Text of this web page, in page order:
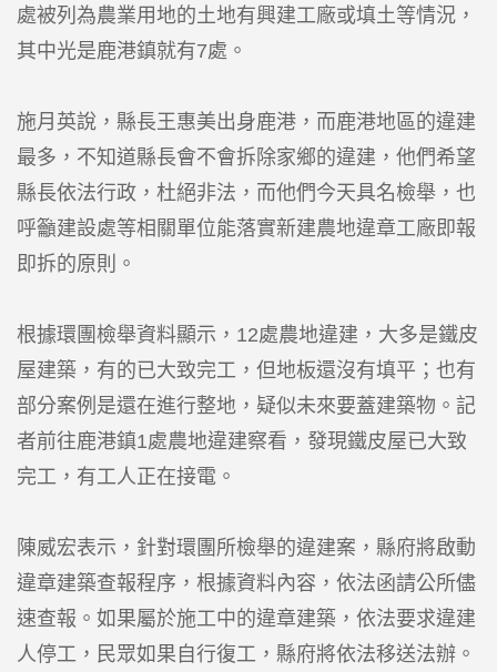
處被列為農業用地的土地有興建工廠或填土等情況，
其中光是鹿港鎮就有7處。
施月英說，縣長王惠美出身鹿港，而鹿港地區的違建
最多，不知道縣長會不會拆除家鄉的違建，他們希望
縣長依法行政，杜絕非法，而他們今天具名檢舉，也
呼籲建設處等相關單位能落實新建農地違章工廠即報
即拆的原則。
根據環團檢舉資料顯示，12處農地違建，大多是鐵皮
屋建築，有的已大致完工，但地板還沒有填平；也有
部分案例是還在進行整地，疑似未來要蓋建築物。記
者前往鹿港鎮1處農地違建察看，發現鐵皮屋已大致
完工，有工人正在接電。
陳威宏表示，針對環團所檢舉的違建案，縣府將啟動
違章建築查報程序，根據資料內容，依法函請公所儘
速查報。如果屬於施工中的違章建築，依法要求違建
人停工，民眾如果自行復工，縣府將依法移送法辦。